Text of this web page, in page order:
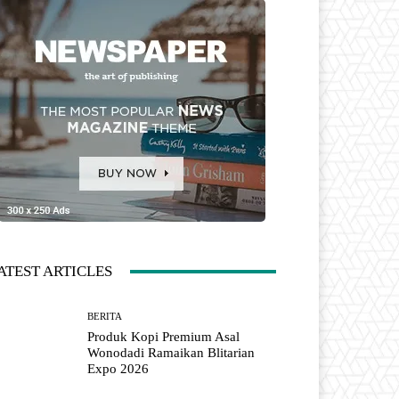
ARTICLES
BERITA
Produk Kopi Premium Asal
Wonodadi Ramaikan Blitarian
Expo 2026